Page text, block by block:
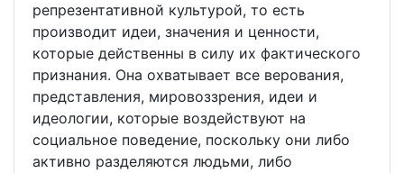
репрезентативной культурой, то есть
производит идеи, значения и ценности,
которые действенны в силу их фактического
признания. Она охватывает все верования,
представления, мировоззрения, идеи и
идеологии, которые воздействуют на
социальное поведение, поскольку они либо
активно разделяются людьми, либо